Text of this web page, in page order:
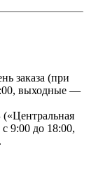
заказа (при
выходные —
9:00 до 18:00,